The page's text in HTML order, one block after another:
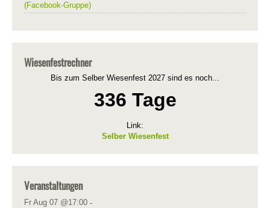
(Facebook-Gruppe)
Wiesenfestrechner
Bis zum Selber Wiesenfest 2027 sind es noch...
336 Tage
Link:
Selber Wiesenfest
Veranstaltungen
Fr Aug 07 @17:00 -